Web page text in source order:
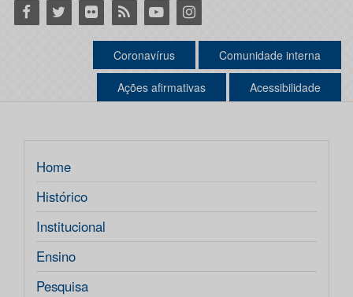
Facebook
Twitter Flickr RSS YoutubeInstagram
Coronavírus Comunidade interna
Ações afirmativas Acessibilidade
Home
Histórico
Institucional
Ensino
Pesquisa